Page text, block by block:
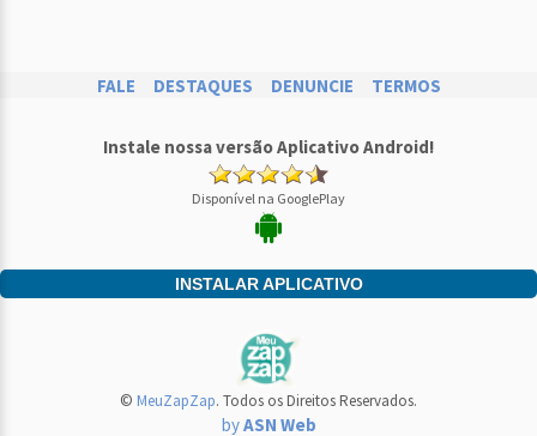
FALE DESTAQUES DENUNCIE TERMOS
Instale nossa versão Aplicativo Android!
Disponível na GooglePlay
INSTALAR APLICATIVO
© MeuZapZap. Todos os Direitos Reservados.
byASN Web